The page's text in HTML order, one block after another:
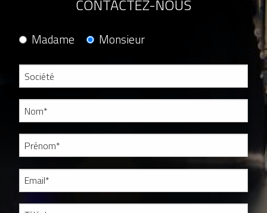
CONTACTEZ-NOUS
Madame Monsieur